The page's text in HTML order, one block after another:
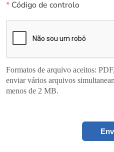
*Código de controlo
Formatos de arquivo aceitos:
enviar vários arquivos
menos de 2 MB.